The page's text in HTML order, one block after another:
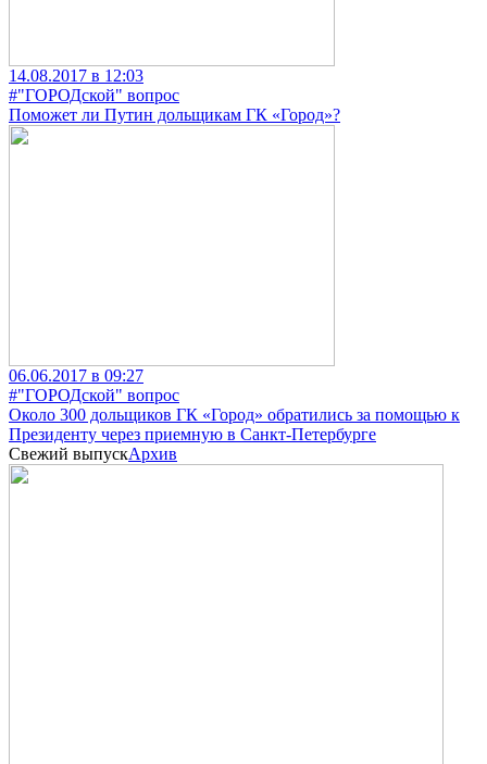
14.08.2017 в 12:03
#"ГОРОДской" вопрос
Поможет ли Путин дольщикам ГК «Город»?
06.06.2017 в 09:27
#"ГОРОДской" вопрос
Около 300 дольщиков ГК «Город» обратились за помощью к
Президенту через приемную в Санкт-Петербурге
Свежий выпускАрхив